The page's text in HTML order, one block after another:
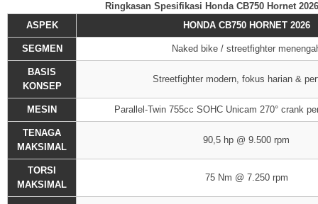
Ringkasan Spesifikasi Honda CB750 Hornet 2026
ASPEK
HONDA CB750 HORNET 2026
SEGMEN Naked bike / streetfighter
BASIS
KONSEP
Streetfighter modern, fokus harian &
MESIN Parallel-Twin 755cc SOHC Unicam 270° crank
TENAGA
MAKSIMAL
90,5 hp @ 9.500 rpm
TORSI
MAKSIMAL
75 Nm @ 7.250 rpm